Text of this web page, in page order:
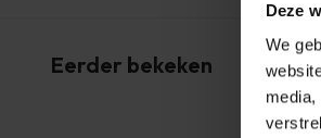
Deze
We
Eerder bekeken